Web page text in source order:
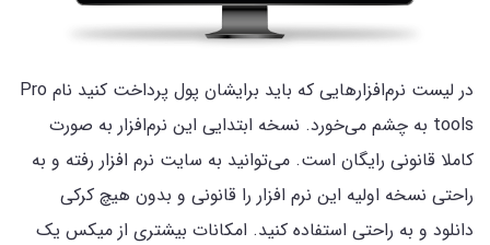
در لیست نرم‌افزارهایی که باید برایشان پول پرداخت کنید نام Pro
tools به چشم می‌خورد. نسخه ابتدایی این نرم‌افزار به صورت
کاملا قانونی رایگان است. می‌توانید به سایت نرم افزار رفته و به
راحتی نسخه‌ اولیه این نرم افزار را قانونی و بدون هیچ کرکی
دانلود و به راحتی استفاده کنید. امکانات بیشتری از میکس یک